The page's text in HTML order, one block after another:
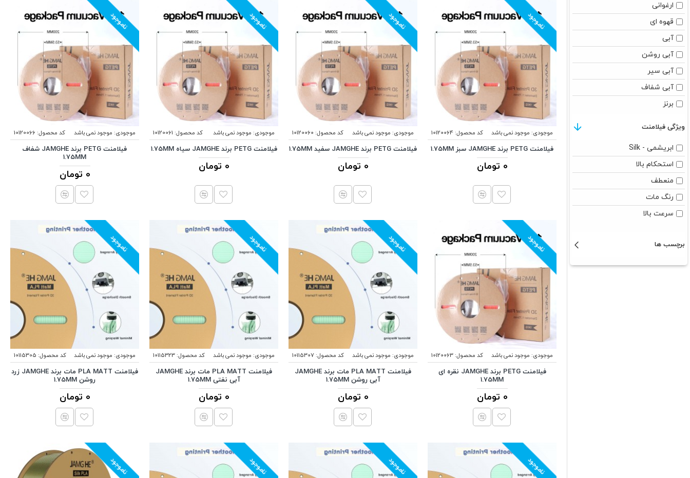
ارغوانی
قهوه ای
آبی
آبی روشن
آبی سیر
آبی شفاف
برنز
خاکستری
رنگ پوست
زرد
زرد سیر
سبز
سبز شفاف
ویژگی فیلامنت
ابریشمی - Silk
استحکام بالا
منعطف
رنگ مات
سرعت بالا
برچسب ها
ناموجود
موجودی: موجود نمی باشد کد محصول:10120064
فیلامنت PETG برند JAMGHE سبز 1.75MM
0 تومان
ناموجود
موجودی: موجود نمی باشد کد محصول: 10120060
فیلامنت PETG برند JAMGHE سفید 1.75MM
0 تومان
ناموجود
موجودی: موجود نمی باشد کد محصول: 10120061
فیلامنت PETG برند JAMGHE سیاه 1.75MM
0 تومان
ناموجود
موجودی: موجود نمی باشد کد محصول: 10120066
فیلامنت PETG برند JAMGHE شفاف
1.75MM
0 تومان
ناموجود
موجودی: موجود نمی باشد کد محصول:10120063
فیلامنت PETG برند JAMGHE نقره ای
1.75MM
0 تومان
ناموجود
موجودی: موجود نمی باشد کد محصول:10115307
فیلامنت PLA MATT مات برند JAMGHE
آبی روشن 1.75MM
0 تومان
ناموجود
موجودی: موجود نمی باشد کد محصول:10115323
فیلامنت PLA MATT مات برند JAMGHE
آبی نفتی 1.75MM
0 تومان
ناموجود
موجودی: موجود نمی باشد کد محصول: 10115305
فیلامنت PLA MATT مات برند JAMGHE زرد
روشن 1.75MM
0 تومان
ناموجود ناموجود ناموجود ناموجود